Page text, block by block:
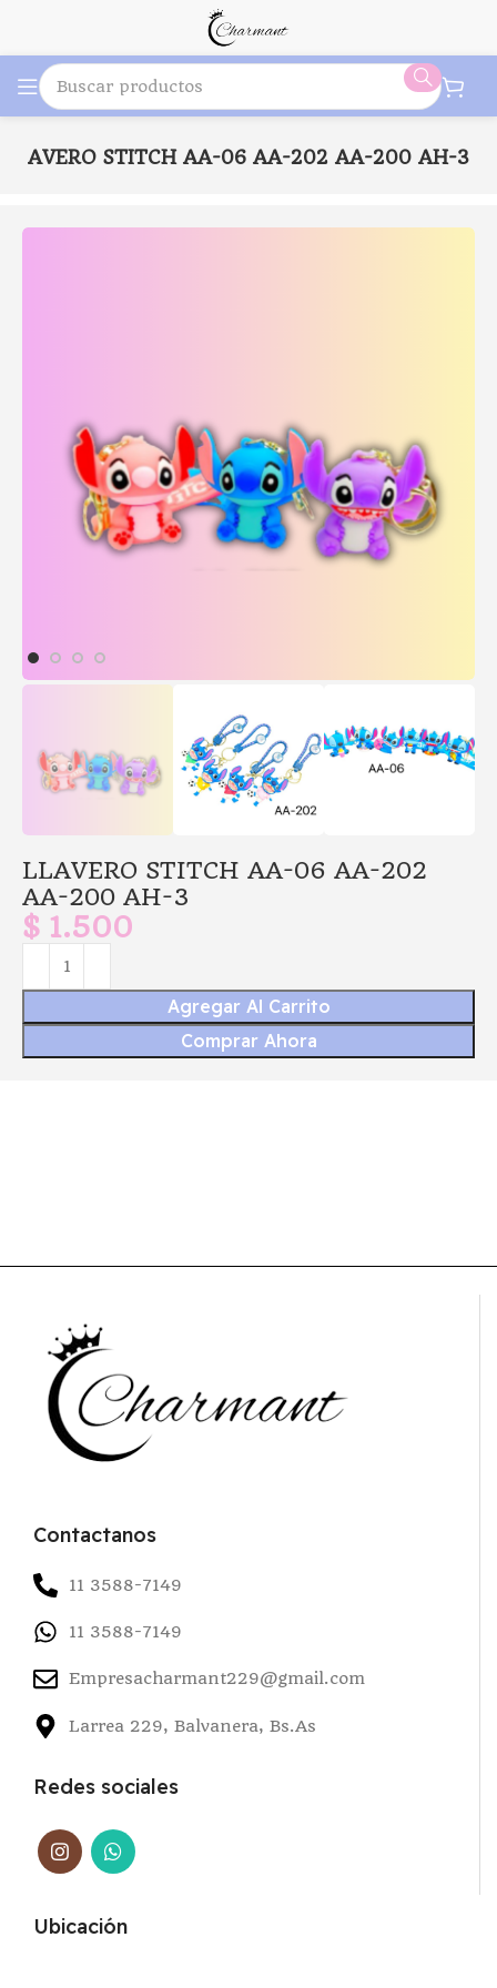
LLAVERO STITCH AA-06 AA-202 AA-200 AH-3
LLAVERO STITCH AA-06 AA-202
AA-200 AH-3
$ 1.500
Agregar Al Carrito
Comprar Ahora
Contactanos
11 3588-7149
11 3588-7149
Empresacharmant229@gmail.com
Larrea 229, Balvanera, Bs.As
Redes sociales
Ubicación